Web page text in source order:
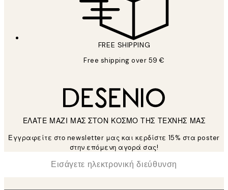
FREE SHIPPING
Free shipping over 59 €
ΕΛΑΤΕ ΜΑΖΙ ΜΑΣ ΣΤΟΝ ΚΟΣΜΟ ΤΗΣ ΤΕΧΝΗΣ ΜΑΣ
Εγγραφείτε στο newsletter μας και κερδίστε 15% στα poster
στην επόμενη αγορά σας!
Ηλεκτρονική Διεύθυνση